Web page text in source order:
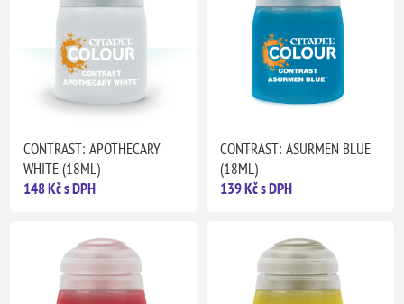
CONTRAST: APOTHECARY
WHITE (18ML)
148 Kč s DPH
CONTRAST: ASURMEN BLUE
(18ML)
139 Kč s DPH